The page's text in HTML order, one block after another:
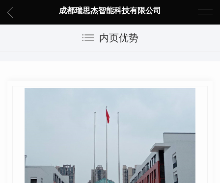
成都瑞思杰智能科技有限公司
内页优势